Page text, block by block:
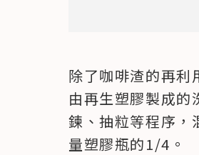
除了咖啡渣的再利
由再生塑膠製成
鍊、抽粒等程序，
量塑膠瓶的1/4。